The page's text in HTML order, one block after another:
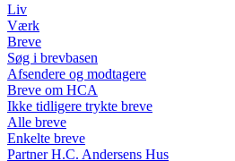
Liv
Værk
Breve
Søg i brevbasen
Afsendere og modtagere
Breve om HCA
Ikke tidligere trykte breve
Alle breve
Enkelte breve
Partner H.C. Andersens Hus